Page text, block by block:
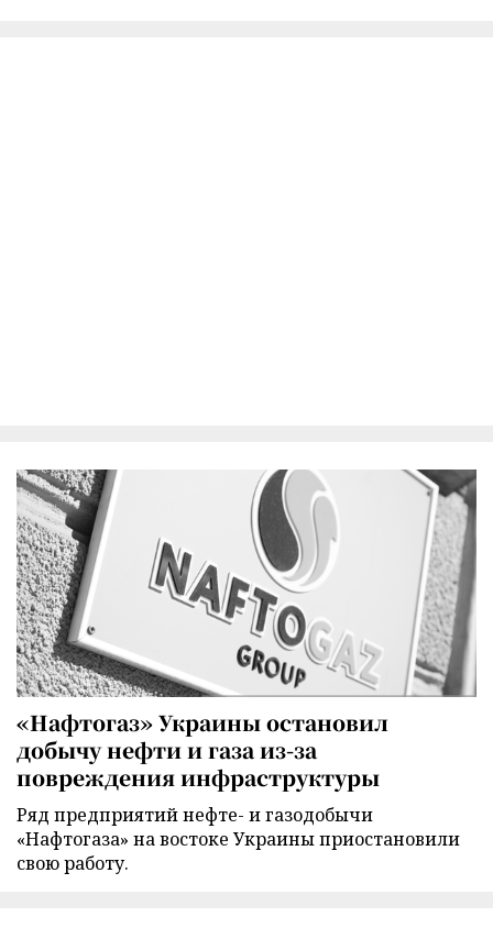
«Нафтогаз» Украины остановил
добычу нефти и газа из-за
повреждения инфраструктуры
Ряд предприятий нефте- и газодобычи
«Нафтогаза» на востоке Украины приостановили
свою работу.